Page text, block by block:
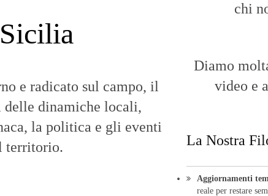
e radicato sul campo, il
delle dinamiche locali,
la politica e gli eventi
territorio.
chi
Diamo
video e
La Nostra
Aggiornamenti
reale per restare